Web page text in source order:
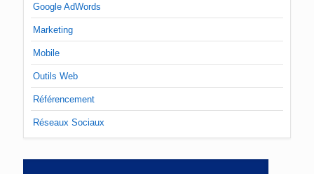
Google AdWords
Marketing
Mobile
Outils Web
Référencement
Réseaux Sociaux